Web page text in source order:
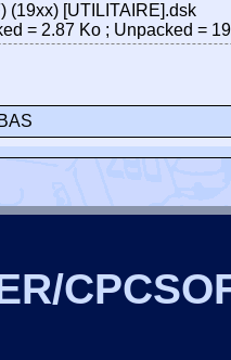
(19xx) [UTILITAIRE].dsk
= 2.87 Ko ; Unpacked =